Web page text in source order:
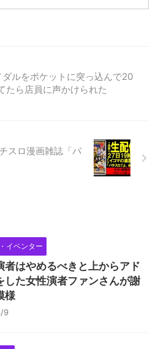
ダルをポケットに突っ込んで20
たら店員に声かけられた
スロ漫画雑誌「パ
イベンター
者はやめるべきと上からアド
した女性演者ファンさんが謝
様
9